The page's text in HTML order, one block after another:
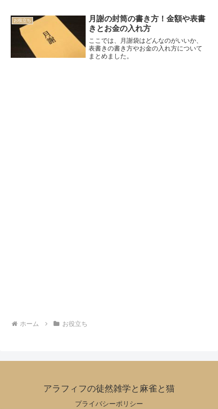
お役立ち
月謝の封筒の書き方！金額や表書
きとお金の入れ方
ここでは、月謝袋はどんなのがいいか、
表書きの書き方やお金の入れ方について
まとめました。
ホーム お役立ち
アラフィフの徒然雑学と麻雀と猫
プライバシーポリシー